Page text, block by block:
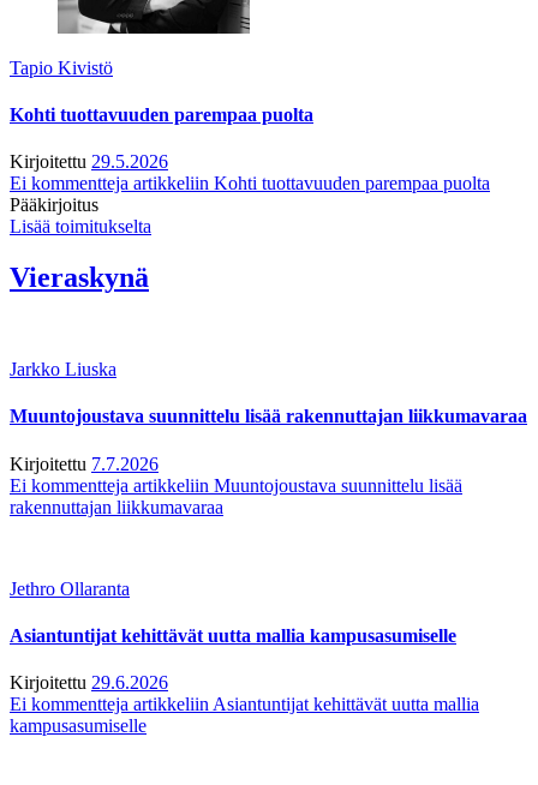
Tapio Kivistö
Kohti tuottavuuden parempaa puolta
Kirjoitettu 29.5.2026
Ei kommentteja artikkeliin Kohti tuottavuuden parempaa puolta
Pääkirjoitus
Lisää toimitukselta
Vieraskynä
Jarkko Liuska
Muuntojoustava suunnittelu lisää rakennuttajan liikkumavaraa
Kirjoitettu 7.7.2026
Ei kommentteja artikkeliin Muuntojoustava suunnittelu lisää
rakennuttajan liikkumavaraa
Jethro Ollaranta
Asiantuntijat kehittävät uutta mallia kampusasumiselle
Kirjoitettu 29.6.2026
Ei kommentteja artikkeliin Asiantuntijat kehittävät uutta mallia
kampusasumiselle